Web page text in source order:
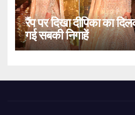
रैंप पर दिखा दीपिका का
गई सबकी निगाहें